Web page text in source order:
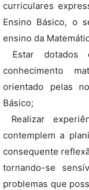
curriculares
Ensino Básico, o
ensino da
 Estar
conhecimento
orientado pelas
Básico;
 Realizar
contemplem a
consequente
tornando-se
problemas que